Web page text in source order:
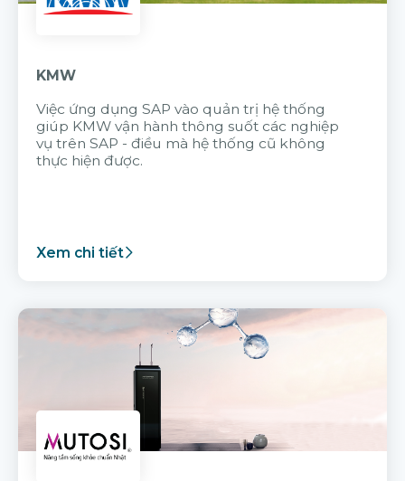
KMW
Việc ứng dụng SAP vào quản trị hệ thống
giúp KMW vận hành thông suốt các nghiệp
vụ trên SAP - điều mà hệ thống cũ không
thực hiện được.
Xem chi tiết